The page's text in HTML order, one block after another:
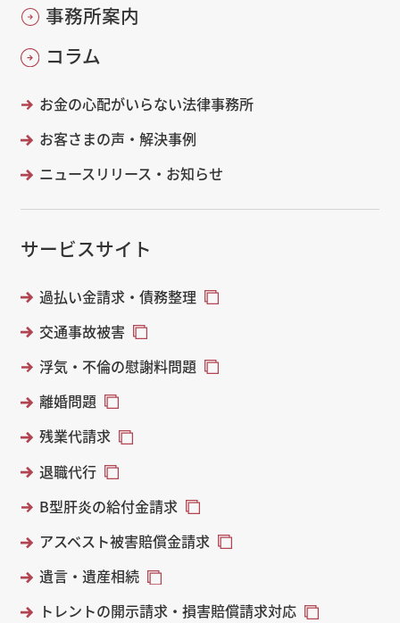
事務所案内
コラム
お金の心配がいらない法律事務所
お客さまの声・解決事例
ニュースリリース・お知らせ
サービスサイト
過払い金請求・債務整理
交通事故被害
浮気・不倫の慰謝料問題
離婚問題
残業代請求
退職代行
B型肝炎の給付金請求
アスベスト被害賠償金請求
遺言・遺産相続
トレントの開示請求・損害賠償請求対応